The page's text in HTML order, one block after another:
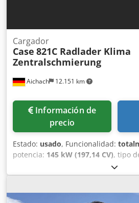
Aichach 12.151 km
Cargador
Case 821C Radlader Klima
Zentralschmierung
Información de
precio
Estado: usado, Funcionalidad:
potencia: 145 kW (197,14 CV), tipo
18.000 kg
2000, horas de funcionamiento:
aire acondicionado, cabina,
centralizada
, Case 821C cargadora